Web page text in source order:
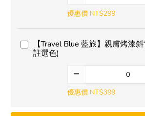
優惠價 NT$299
【Travel Blue 藍旅】親膚烤漆
註選色)
優惠價 NT$399